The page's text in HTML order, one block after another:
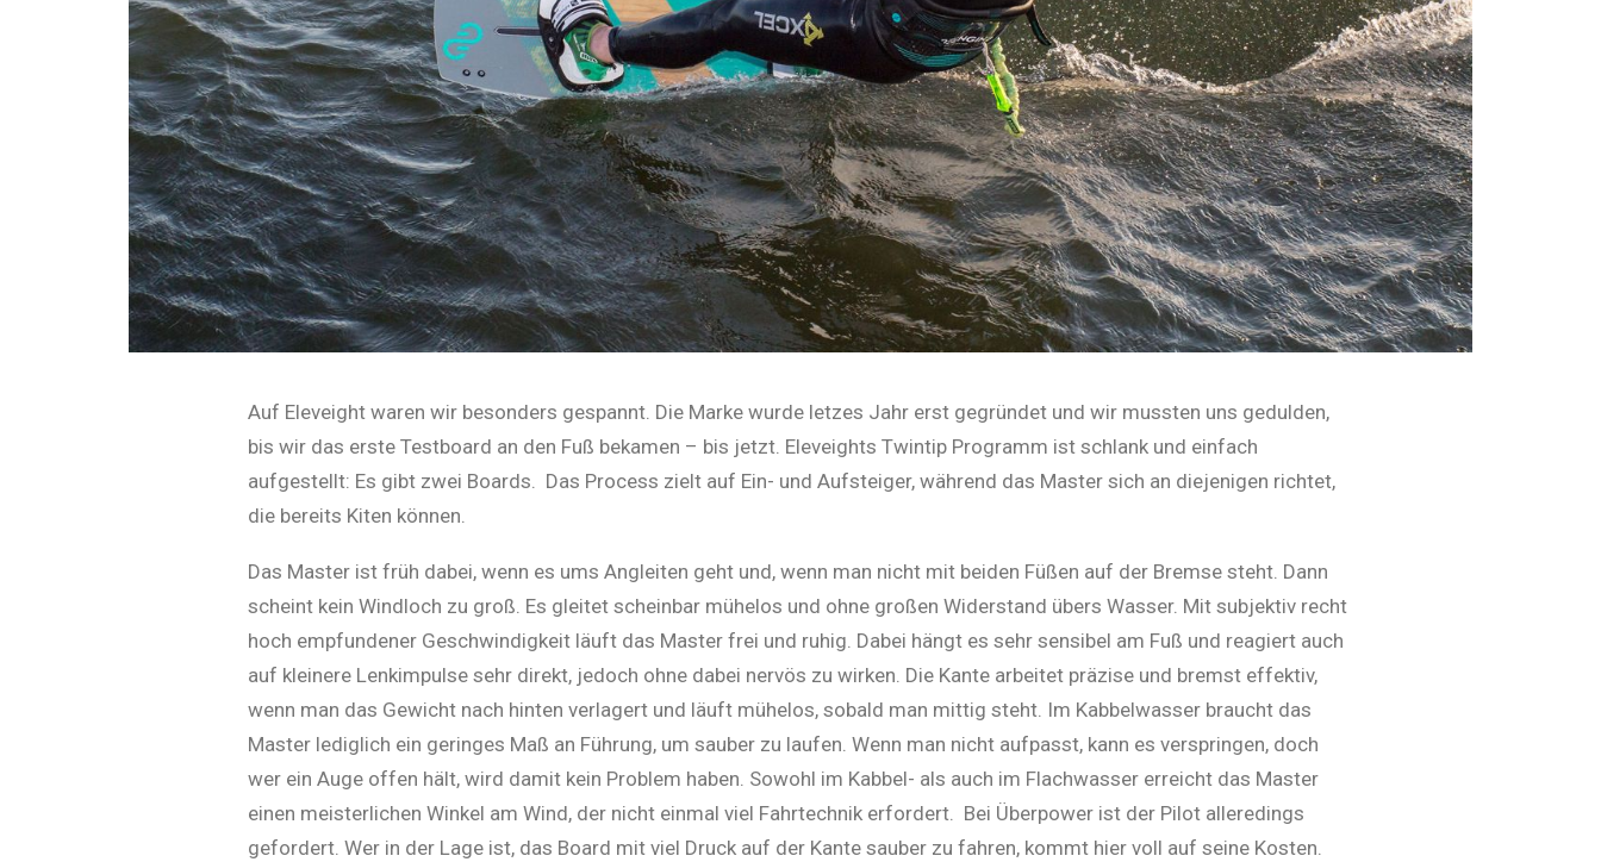
Auf Eleveight waren wir besonders gespannt. Die Marke wurde letzes Jahr erst gegründet und wir mussten uns gedulden,
bis wir das erste Testboard an den Fuß bekamen – bis jetzt. Eleveights Twintip Programm ist schlank und einfach
aufgestellt: Es gibt zwei Boards. Das Process zielt auf Ein- und Aufsteiger, während das Master sich an diejenigen richtet,
die bereits Kiten können.
Das Master ist früh dabei, wenn es ums Angleiten geht und, wenn man nicht mit beiden Füßen auf der Bremse steht. Dann
scheint kein Windloch zu groß. Es gleitet scheinbar mühelos und ohne großen Widerstand übers Wasser. Mit subjektiv recht
hoch empfundener Geschwindigkeit läuft das Master frei und ruhig. Dabei hängt es sehr sensibel am Fuß und reagiert auch
auf kleinere Lenkimpulse sehr direkt, jedoch ohne dabei nervös zu wirken. Die Kante arbeitet präzise und bremst effektiv,
wenn man das Gewicht nach hinten verlagert und läuft mühelos, sobald man mittig steht. Im Kabbelwasser braucht das
Master lediglich ein geringes Maß an Führung, um sauber zu laufen. Wenn man nicht aufpasst, kann es verspringen, doch
wer ein Auge offen hält, wird damit kein Problem haben. Sowohl im Kabbel- als auch im Flachwasser erreicht das Master
einen meisterlichen Winkel am Wind, der nicht einmal viel Fahrtechnik erfordert. Bei Überpower ist der Pilot alleredings
gefordert. Wer in der Lage ist, das Board mit viel Druck auf der Kante sauber zu fahren, kommt hier voll auf seine Kosten.